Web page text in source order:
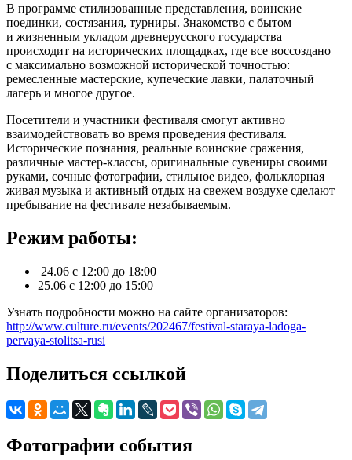
В программе стилизованные представления, воинские
поединки, состязания, турниры. Знакомство с бытом
и жизненным укладом древнерусского государства
происходит на исторических площадках, где все воссоздано
с максимально возможной исторической точностью:
ремесленные мастерские, купеческие лавки, палаточный
лагерь и многое другое.
Посетители и участники фестиваля смогут активно
взаимодействовать во время проведения фестиваля.
Исторические познания, реальные воинские сражения,
различные мастер-классы, оригинальные сувениры своими
руками, сочные фотографии, стильное видео, фольклорная
живая музыка и активный отдых на свежем воздухе сделают
пребывание на фестивале незабываемым.
Режим работы:
24.06 с 12:00 до 18:00
25.06 с 12:00 до 15:00
Узнать подробности можно на сайте организаторов:
http://www.culture.ru/events/202467/festival-staraya-ladoga-
pervaya-stolitsa-rusi
Поделиться ссылкой
Фотографии события